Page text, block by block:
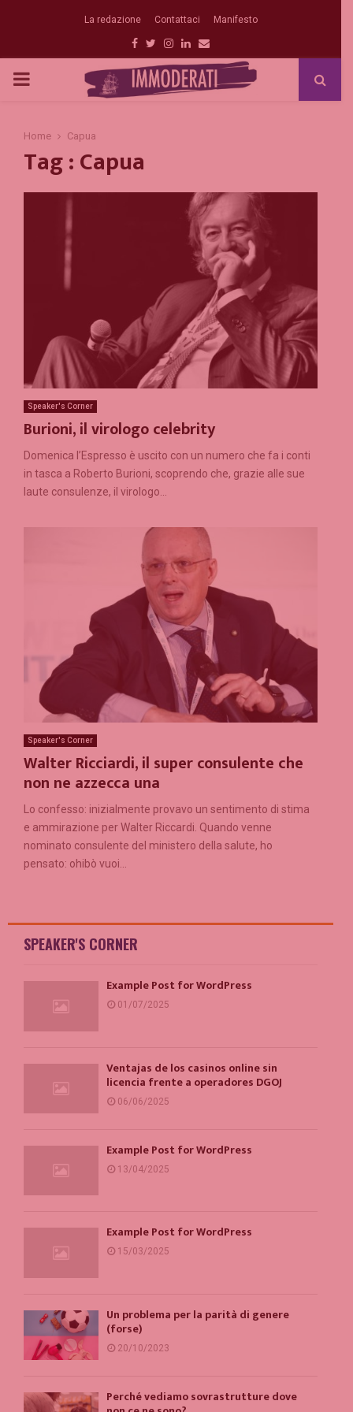
La redazione Contattaci Manifesto
Facebook
Twitter
Instagram
Linkedin
Email
PRIMARY
Home Capua
Tag : Capua
Speaker's Corner
Burioni, il virologo celebrity
Domenica l’Espresso è uscito con un numero che fa i conti
in tasca a Roberto Burioni, scoprendo che, grazie alle sue
laute consulenze, il virologo...
Speaker's Corner
Walter Ricciardi, il super consulente che
non ne azzecca una
Lo confesso: inizialmente provavo un sentimento di stima
e ammirazione per Walter Riccardi. Quando venne
nominato consulente del ministero della salute, ho
pensato: ohibò vuoi...
SPEAKER'S CORNER
Example Post for WordPress
01/07/2025
Ventajas de los casinos online sin
licencia frente a operadores DGOJ
06/06/2025
Example Post for WordPress
13/04/2025
Example Post for WordPress
15/03/2025
Un problema per la parità di genere
(forse)
20/10/2023
Perché vediamo sovrastrutture dove